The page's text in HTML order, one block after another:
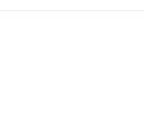
зустріч академіка